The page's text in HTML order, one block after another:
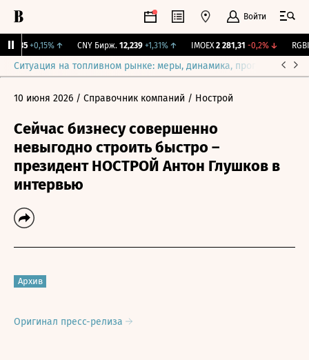
Войти
+0,15%↑ CNY Бирж. 12,239 +1,31% ↑ IMOEX 2 281,31 -0,2%↓
Ситуация на топливном рынке: меры, динамика, прогнозы
10 июня 2026 / Справочник компаний / Нострой
Сейчас бизнесу совершенно
невыгодно строить быстро –
президент НОСТРОЙ Антон Глушков в
интервью
Архив
Оригинал пресс-релиза